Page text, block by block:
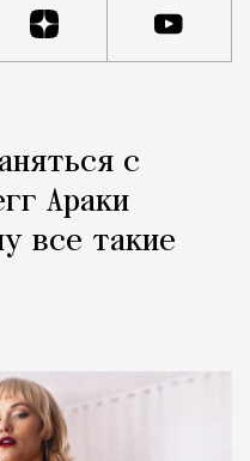
с
Араки
все такие